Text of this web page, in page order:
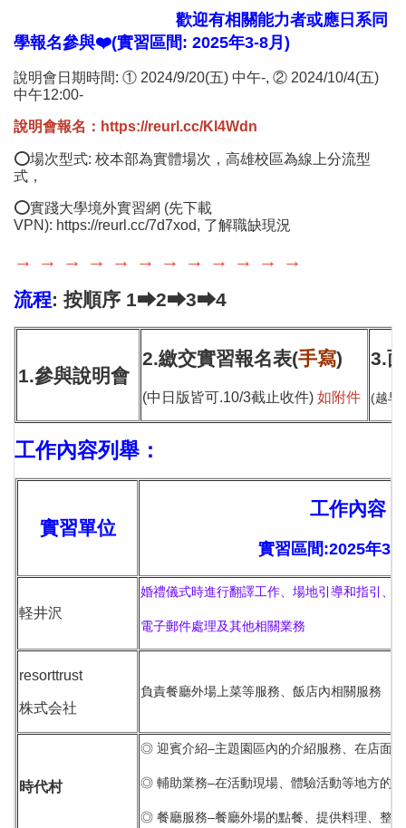
歡迎有相關能力者或應日系同
學報名參與❤️(實習區間: 2025年3-8月)
說明會日期時間: ① 2024/9/20(五) 中午-, ② 2024/10/4(五)
中午12:00-
說明會報名：https://reurl.cc/Kl4Wdn
⭕場次型式: 校本部為實體場次，高雄校區為線上分流型
式，
⭕實踐大學境外實習網 (先下載
VPN): https://reurl.cc/7d7xod, 了解職缺現況
→ → → → → → → → → → → →
流程: 按順序 1⮕2⮕3⮕4
1.參與說明會
2.繳交實習報名表(手寫)
(中日版皆可.10/3截止收件) 如附件
3.
(越早
工作內容列舉：
實習單位
工作內容
實習區間:2025年3
軽井沢
婚禮儀式時進行翻譯工作、場地引導和指引、
電子郵件處理及其他相關業務
resorttrust
株式会社
負責餐廳外場上菜等服務、飯店內相關服務
時代村
◎ 迎賓介紹–主題園區內的介紹服務、在店面
◎ 輔助業務–在活動現場、體驗活動等地方的
◎ 餐廳服務–餐廳外場的點餐、提供料理、整